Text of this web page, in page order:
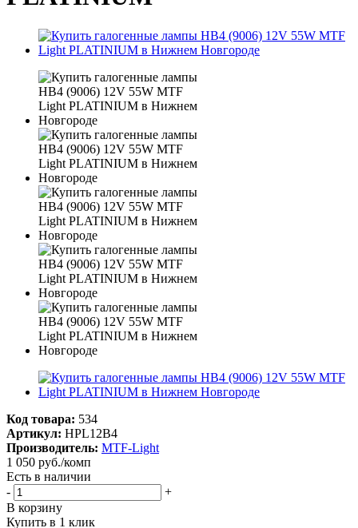
Код товара: 534
Артикул: HPL12B4
Производитель: MTF-Light
1 050 руб./комп
Есть в наличии
-
+
В корзину
Купить в 1 клик